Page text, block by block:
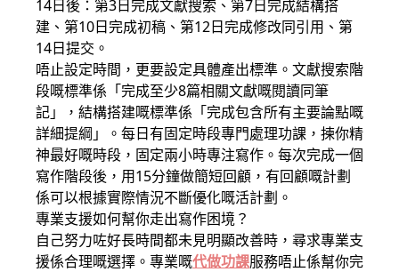
14日後：第3日完成文獻搜索、第7日完成結構搭
建、第10日完成初稿、第12日完成修改同引用、第
14日提交。
唔止設定時間，更要設定具體產出標準。文獻搜索階
段嘅標準係「完成至少8篇相關文獻嘅閱讀同筆
記」，結構搭建嘅標準係「完成包含所有主要論點嘅
詳細提綱」。每日有固定時段專門處理功課，揀你精
神最好嘅時段，固定兩小時專注寫作。每次完成一個
寫作階段後，用15分鐘做簡短回顧，有回顧嘅計劃
係可以根據實際情況不斷優化嘅活計劃。
專業支援如何幫你走出寫作困境？
自己努力咗好長時間都未見明顯改善時，尋求專業支
援係合理嘅選擇。專業嘅代做功課服務唔止係幫你完